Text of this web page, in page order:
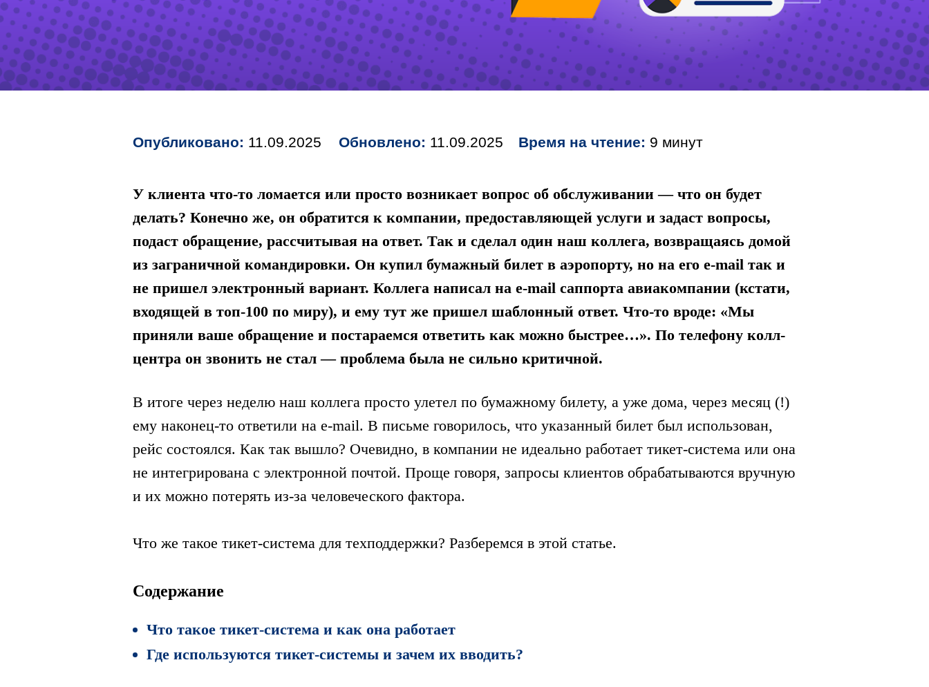
Опубликовано: 11.09.2025 Обновлено: 11.09.2025 Время на чтение: 9 минут
У клиента что-то ломается или просто возникает вопрос об обслуживании — что он будет
делать? Конечно же, он обратится к компании, предоставляющей услуги и задаст вопросы,
подаст обращение, рассчитывая на ответ. Так и сделал один наш коллега, возвращаясь домой
из заграничной командировки. Он купил ‎бумажный билет в аэропорту, но на его e-mail так и
не пришел ‎электронный вариант. Коллега написал на e-mail саппорта авиакомпании (кстати,
входящей в топ-100 по миру), и ему тут же пришел шаблонный ответ. Что-то вроде: «‎Мы
приняли ваше обращение и постараемся ответить как можно быстрее…». По телефону колл-
центра он звонить не стал — проблема была не сильно критичной.
В итоге через неделю наш коллега просто улетел по ‎бумажному билету, а уже дома, через месяц (!)
ему наконец-то ответили на e-mail. В письме говорилось, что указанный билет был использован,
рейс состоялся. Как так вышло? Очевидно, в компании не идеально работает тикет-система или она
не интегрирована с электронной почтой. Проще говоря, запросы клиентов обрабатываются вручную
и их можно ‎потерять из-за человеческого фактора.
Что же такое тикет-система для техподдержки? Разберемся в этой статье.
Содержание
Что такое тикет-система и как она работает
Где используются тикет-системы и зачем их вводить?